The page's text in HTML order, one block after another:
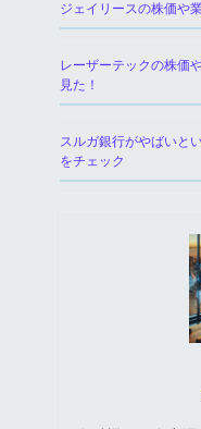
ジェイリースの株価や
レーザーテックの株価
見た！
スルガ銀行がやばいと
をチェック